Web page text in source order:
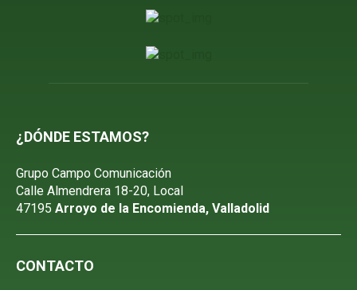
¿DÓNDE ESTAMOS?
Grupo Campo Comunicación
Calle Almendrera 18-20, Local
47195 Arroyo de la Encomienda, Valladolid
CONTACTO